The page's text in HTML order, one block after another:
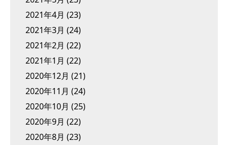
2021年4月 (23)
2021年3月 (24)
2021年2月 (22)
2021年1月 (22)
2020年12月 (21)
2020年11月 (24)
2020年10月 (25)
2020年9月 (22)
2020年8月 (23)